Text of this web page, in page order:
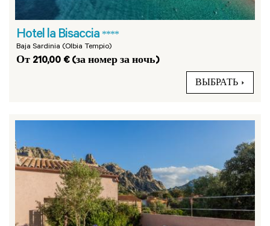
Hotel la Bisaccia ****
Baja Sardinia (Olbia Tempio)
От 210,00 € (за номер за ночь)
ВЫБРАТЬ